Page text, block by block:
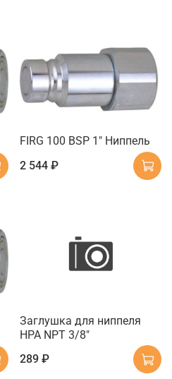
FIRG 100 BSP 1" Ниппель
2 544 ₽
Заглушка для ниппеля
HPA NPT 3/8"
289 ₽